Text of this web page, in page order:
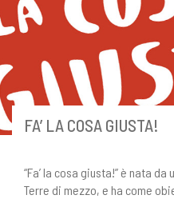
FA’ LA COSA GIUSTA!
“Fa’ la cosa giusta!” è nata
Terre di mezzo, e ha come